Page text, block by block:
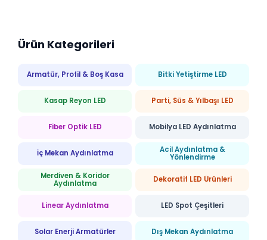
Ürün Kategorileri
Armatür, Profil & Boş Kasa Bitki Yetiştirme LED
Kasap Reyon LED Parti, Süs & Yılbaşı LED
Fiber Optik LED Mobilya LED Aydınlatma
İç Mekan Aydınlatma
Acil Aydınlatma &
Yönlendirme
Merdiven & Koridor
Aydınlatma
Dekoratif LED Ürünleri
Linear Aydınlatma LED Spot Çeşitleri
Solar Enerji Armatürler Dış Mekan Aydınlatma